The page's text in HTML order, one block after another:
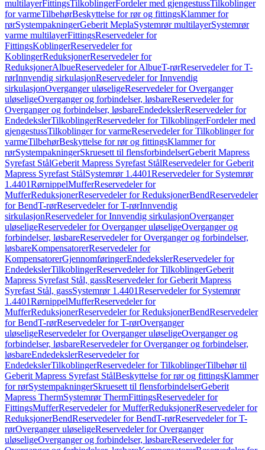
multilayerFittingsTilkoblingerFordeler med gjengestussTilkoblinger
for varmeTilbehørBeskyttelse for rør og fittingsKlammer for
rørSystempakningerGeberit MeplaSystemrør multilayerSystemrør
varme multilayerFittingsReservedeler for
FittingsKoblingerReservedeler for
KoblingerReduksjonerReservedeler for
ReduksjonerAlbueReservedeler for AlbueT-rørReservedeler for T-
rørInnvendig sirkulasjonReservedeler for Innvendig
sirkulasjonOverganger uløseligeReservedeler for Overganger
uløseligeOverganger og forbindelser, løsbareReservedeler for
Overganger og forbindelser, løsbareEndedekslerReservedeler for
EndedekslerTilkoblingerReservedeler for TilkoblingerFordeler med
gjengestussTilkoblinger for varmeReservedeler for Tilkoblinger for
varmeTilbehørBeskyttelse for rør og fittingsKlammer for
rørSystempakningerSkruesett til flensforbindelserGeberit Mapress
Syrefast StålGeberit Mapress Syrefast StålReservedeler for Geberit
Mapress Syrefast StålSystemrør 1.4401Reservedeler for Systemrør
1.4401RørnippelMufferReservedeler for
MufferReduksjonerReservedeler for ReduksjonerBendReservedeler
for BendT-rørReservedeler for T-rørInnvendig
sirkulasjonReservedeler for Innvendig sirkulasjonOverganger
uløseligeReservedeler for Overganger uløseligeOverganger og
forbindelser, løsbareReservedeler for Overganger og forbindelser,
løsbareKompensatorerReservedeler for
KompensatorerGjennomføringerEndedekslerReservedeler for
EndedekslerTilkoblingerReservedeler for TilkoblingerGeberit
Mapress Syrefast Stål, gassReservedeler for Geberit Mapress
Syrefast Stål, gassSystemrør 1.4401Reservedeler for Systemrør
1.4401RørnippelMufferReservedeler for
MufferReduksjonerReservedeler for ReduksjonerBendReservedeler
for BendT-rørReservedeler for T-rørOverganger
uløseligeReservedeler for Overganger uløseligeOverganger og
forbindelser, løsbareReservedeler for Overganger og forbindelser,
løsbareEndedekslerReservedeler for
EndedekslerTilkoblingerReservedeler for TilkoblingerTilbehør til
Geberit Mapress Syrefast StålBeskyttelse for rør og fittingsKlammer
for rørSystempakningerSkruesett til flensforbindelserGeberit
Mapress ThermSystemrør ThermFittingsReservedeler for
FittingsMufferReservedeler for MufferReduksjonerReservedeler for
ReduksjonerBendReservedeler for BendT-rørReservedeler for T-
rørOverganger uløseligeReservedeler for Overganger
uløseligeOverganger og forbindelser, løsbareReservedeler for